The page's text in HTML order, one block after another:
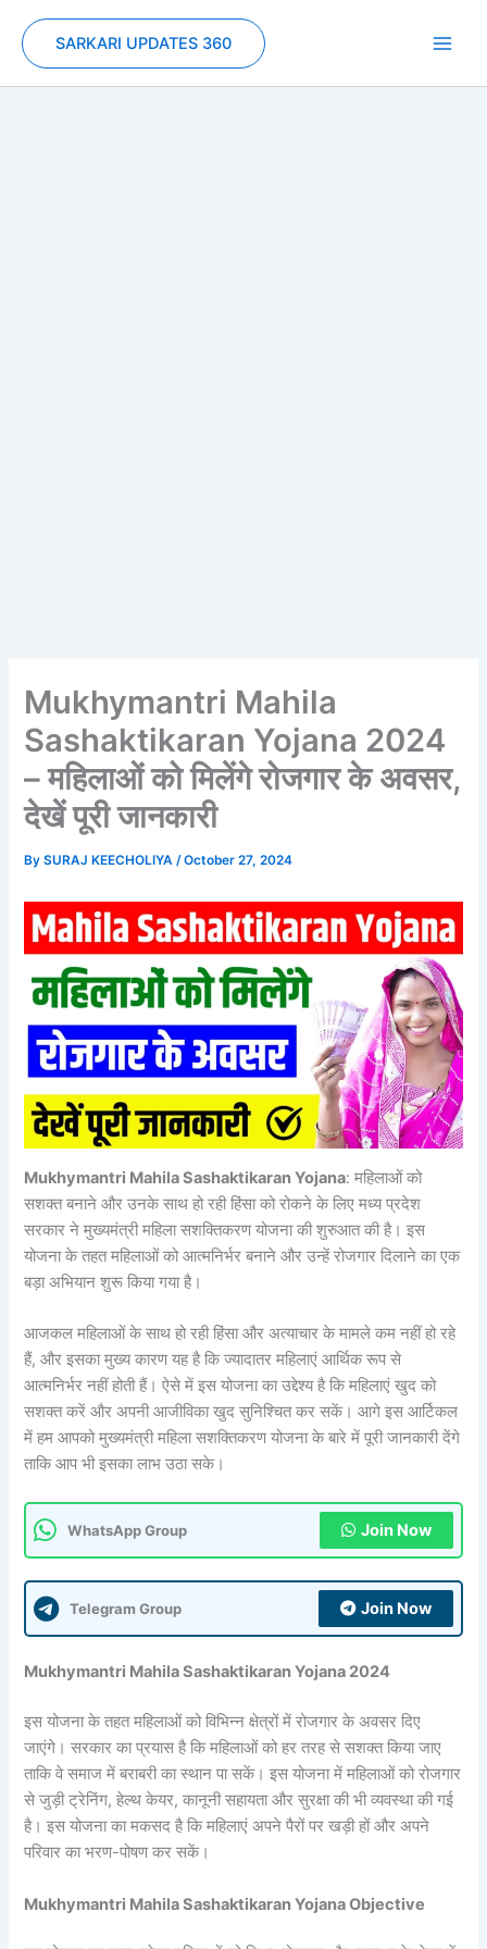
content
SARKARI UPDATES 360
Mukhymantri Mahila
Sashaktikaran Yojana 2024
– महिलाओं को मिलेंगे रोजगार के अवसर,
देखें पूरी जानकारी
BySURAJ KEECHOLIYA/October 27, 2024
Mukhymantri Mahila Sashaktikaran Yojana: महिलाओं को
सशक्त बनाने और उनके साथ हो रही हिंसा को रोकने के लिए मध्य प्रदेश
सरकार ने मुख्यमंत्री महिला सशक्तिकरण योजना की शुरुआत की है। इस
योजना के तहत महिलाओं को आत्मनिर्भर बनाने और उन्हें रोजगार दिलाने का एक
बड़ा अभियान शुरू किया गया है।
आजकल महिलाओं के साथ हो रही हिंसा और अत्याचार के मामले कम नहीं हो रहे
हैं, और इसका मुख्य कारण यह है कि ज्यादातर महिलाएं आर्थिक रूप से
आत्मनिर्भर नहीं होती हैं। ऐसे में इस योजना का उद्देश्य है कि महिलाएं खुद को
सशक्त करें और अपनी आजीविका खुद सुनिश्चित कर सकें। आगे इस आर्टिकल
में हम आपको मुख्यमंत्री महिला सशक्तिकरण योजना के बारे में पूरी जानकारी देंगे
ताकि आप भी इसका लाभ उठा सके।
WhatsApp Group Join Now
Telegram Group Join Now
Mukhymantri Mahila Sashaktikaran Yojana 2024
इस योजना के तहत महिलाओं को विभिन्न क्षेत्रों में रोजगार के अवसर दिए
जाएंगे। सरकार का प्रयास है कि महिलाओं को हर तरह से सशक्त किया जाए
ताकि वे समाज में बराबरी का स्थान पा सकें। इस योजना में महिलाओं को रोजगार
से जुड़ी ट्रेनिंग, हेल्थ केयर, कानूनी सहायता और सुरक्षा की भी व्यवस्था की गई
है। इस योजना का मकसद है कि महिलाएं अपने पैरों पर खड़ी हों और अपने
परिवार का भरण-पोषण कर सकें।
Mukhymantri Mahila Sashaktikaran Yojana Objective